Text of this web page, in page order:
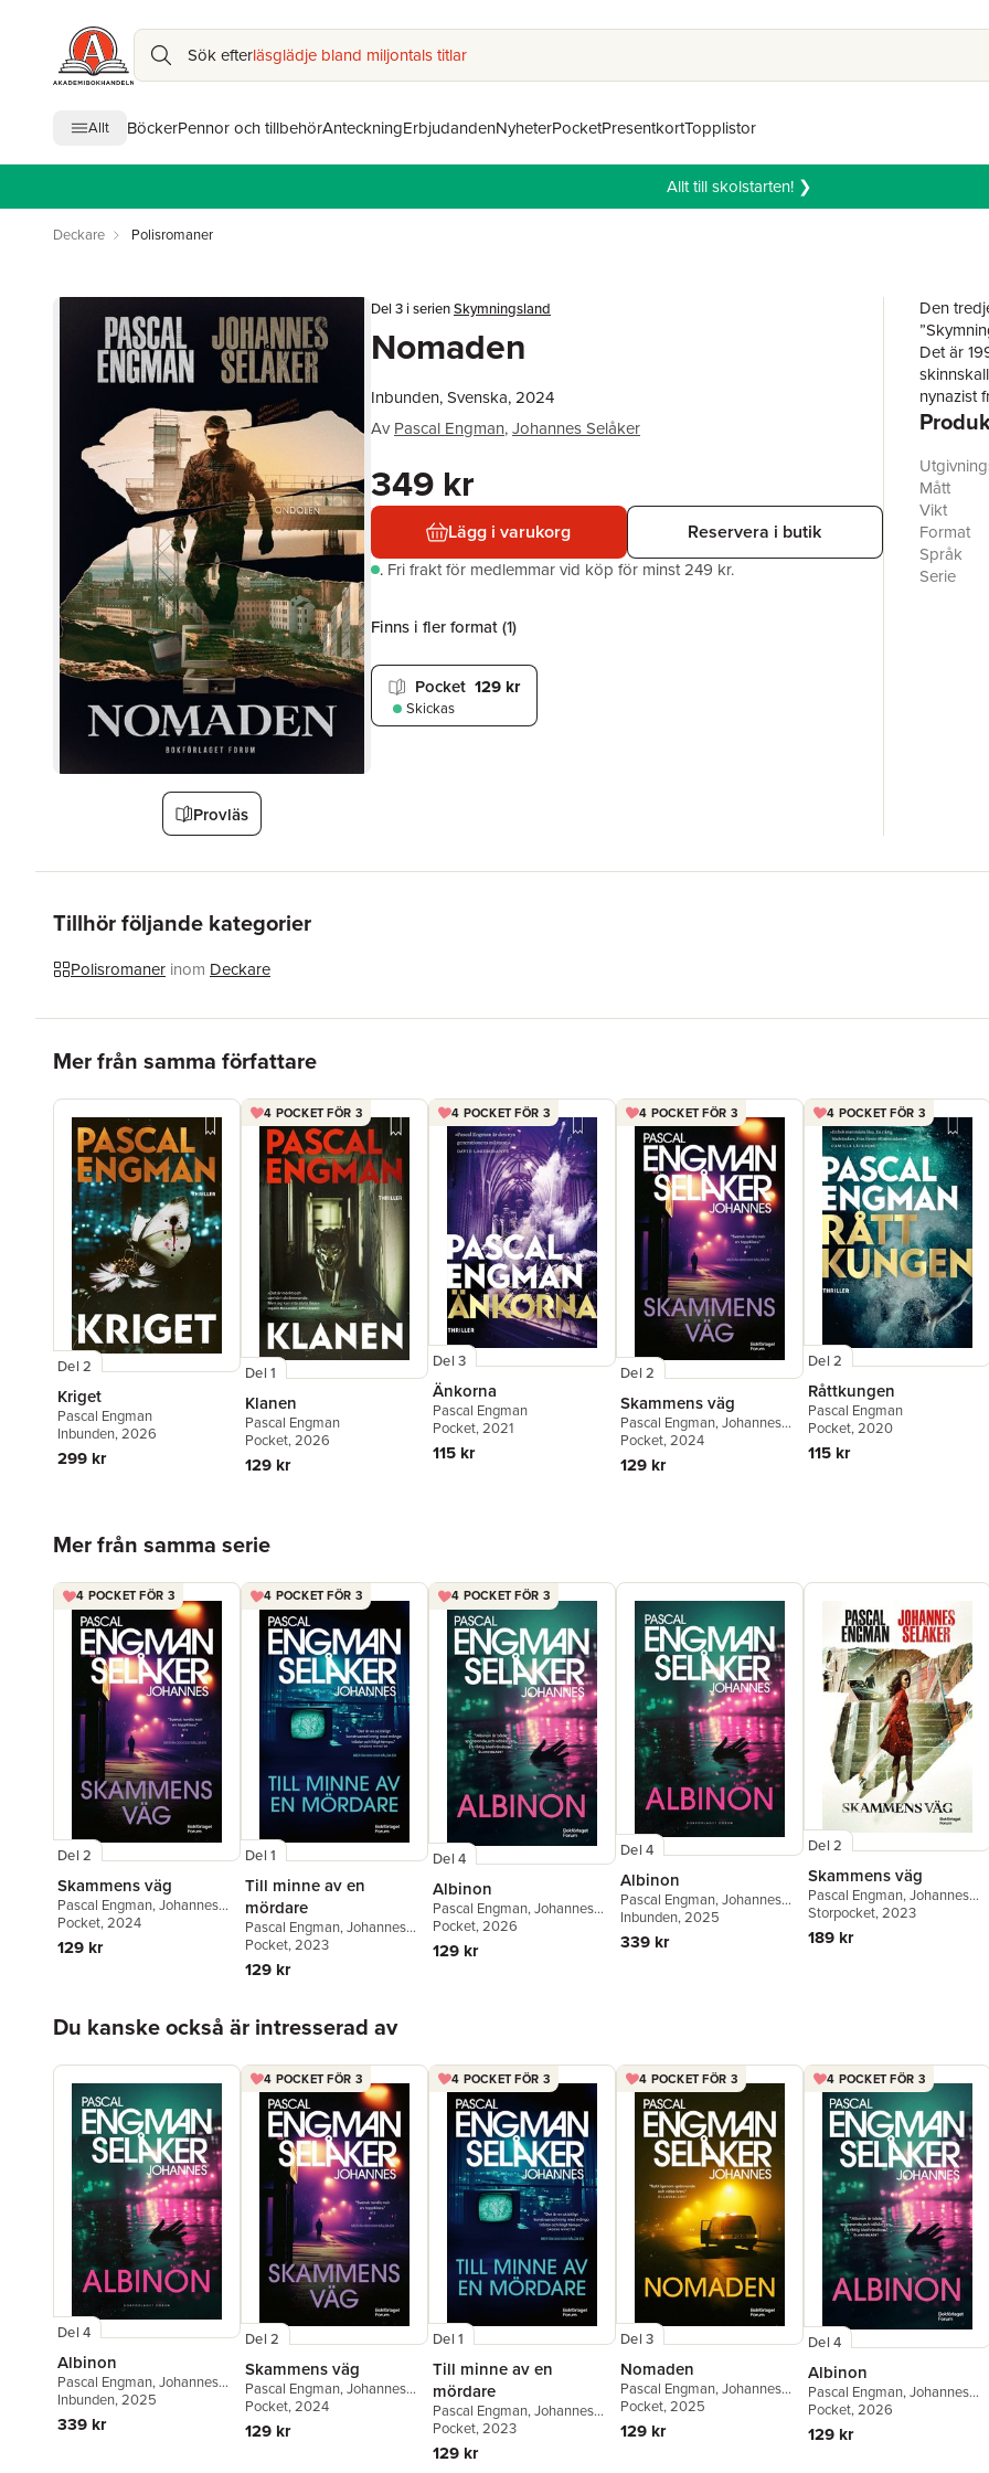
Sök efterläsglädje bland miljontals titlar
Allt BöckerPennor och tillbehörAnteckningErbjudandenNyheterPocketPresentkortTopplistor
Allt till skolstarten! ❯
Deckare Polisromaner
Provläs
Del 3 i serienSkymningsland
Nomaden
Inbunden, Svenska, 2024
Av Pascal Engman,Johannes Selåker
349 kr
Lägg i varukorg Reservera i butik
. Fri frakt för medlemmar vid köp för minst 249 kr.
Finns i fler format (1)
Pocket 129 kr
Skickas
Den
Det är
nynazist
Wolf
få
på
Men när
är något
vad var
Mått
Vikt
Format
Språk
Serie
Tillhör följande kategorier
Polisromaner inom Deckare
Mer från samma författare
Del 2
Kriget
Pascal Engman
Inbunden, 2026
299 kr
4 POCKET FÖR 3
Del 1
Klanen
Pascal Engman
Pocket, 2026
129 kr
4 POCKET FÖR 3
Del 3
Änkorna
Pascal Engman
Pocket, 2021
115 kr
4 POCKET FÖR 3
Del 2
Skammens väg
Pascal Engman,Johannes
Selåker
Pocket, 2024
129 kr
4 POCKET FÖR 3
Del 2
Råttkungen
Pascal Engman
Pocket, 2020
115 kr
Mer från samma serie
4 POCKET FÖR 3
Del 2
Skammens väg
Pascal Engman,Johannes
Selåker
Pocket, 2024
129 kr
4 POCKET FÖR 3
Del 1
Till minne av en
mördare
Pascal Engman,Johannes
Selåker
Pocket, 2023
129 kr
4 POCKET FÖR 3
Del 4
Albinon
Pascal Engman,Johannes
Selåker
Pocket, 2026
129 kr
Del 4
Albinon
Pascal Engman,Johannes
Selåker
Inbunden, 2025
339 kr
Del 2
Skammens väg
Pascal Engman,Johannes
Selåker
Storpocket, 2023
189 kr
Du kanske också är intresserad av
Del 4
Albinon
Pascal Engman,Johannes
Selåker
Inbunden, 2025
339 kr
4 POCKET FÖR 3
Del 2
Skammens väg
Pascal Engman,Johannes
Selåker
Pocket, 2024
129 kr
4 POCKET FÖR 3
Del 1
Till minne av en
mördare
Pascal Engman,Johannes
Selåker
Pocket, 2023
129 kr
4 POCKET FÖR 3
Del 3
Nomaden
Pascal Engman,Johannes
Selåker
Pocket, 2025
129 kr
4 POCKET FÖR 3
Del 4
Albinon
Pascal Engman,Johannes
Selåker
Pocket, 2026
129 kr